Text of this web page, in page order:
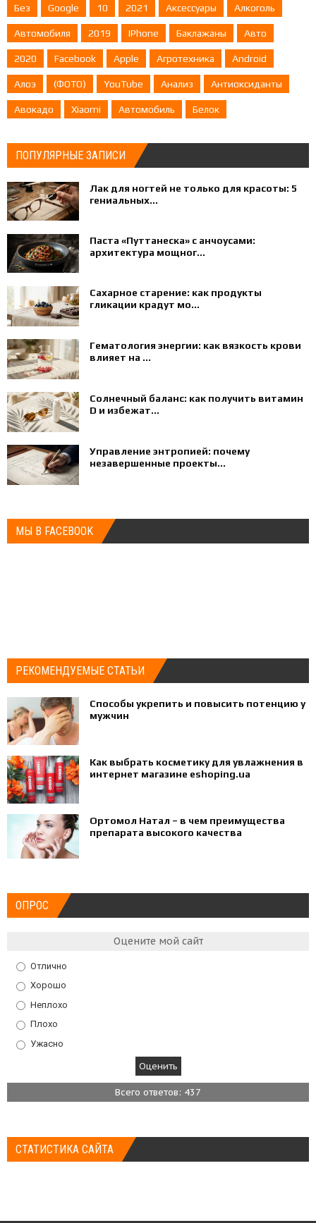
Без Google 10 2021 Аксессуары Алкоголь
Автомобиля 2019 IPhone Баклажаны Авто
2020 Facebook Apple Агротехника Android
Алоэ (ФОТО) YouTube Анализ Антиоксиданты
Авокадо Xiaomi Автомобиль Белок
ПОПУЛЯРНЫЕ ЗАПИСИ
Лак для ногтей не только для красоты: 5
гениальных...
Паста «Путтанеска» с анчоусами:
архитектура мощног...
Сахарное старение: как продукты
гликации крадут мо...
Гематология энергии: как вязкость крови
влияет на ...
Солнечный баланс: как получить витамин
D и избежат...
Управление энтропией: почему
незавершенные проекты...
МЫ В FACEBOOK
РЕКОМЕНДУЕМЫЕ СТАТЬИ
Способы укрепить и повысить потенцию у
мужчин
Как выбрать косметику для увлажнения в
интернет магазине eshoping.ua
Ортомол Натал – в чем преимущества
препарата высокого качества
ОПРОС
Оцените мой сайт
Отлично
Хорошо
Неплохо
Плохо
Ужасно
Всего ответов: 437
СТАТИСТИКА САЙТА